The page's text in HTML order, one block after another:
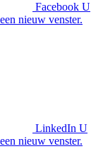
Facebook U
nieuw venster.
LinkedIn U
nieuw venster.